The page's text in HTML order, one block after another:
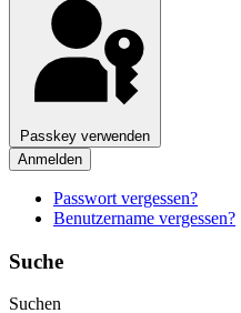
Passkey verwenden
Anmelden
Passwort vergessen?
Benutzername vergessen?
Suche
Suchen